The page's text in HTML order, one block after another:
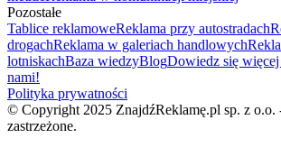
Pozostałe
Tablice reklamoweReklama przy autostradach
drogachReklama w galeriach handlowych
lotniskachBaza wiedzyBlogDowiedz się więcej
nami!
Polityka prywatności
© Copyright 2025 ZnajdźReklamę.pl sp. z o.o.
zastrzeżone.